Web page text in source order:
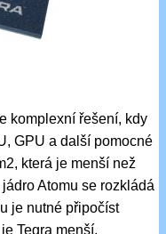
komplexní řešení, kdy
GPU a další pomocné
která je menší než
Atomu se rozkládá
je nutné připočíst
Tegra menší.